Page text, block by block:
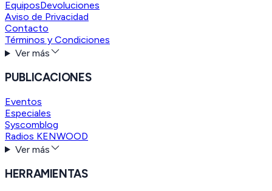
EquiposDevoluciones
Aviso de Privacidad
Contacto
Términos y Condiciones
Ver más
PUBLICACIONES
Eventos
Especiales
Syscomblog
Radios KENWOOD
Ver más
HERRAMIENTAS